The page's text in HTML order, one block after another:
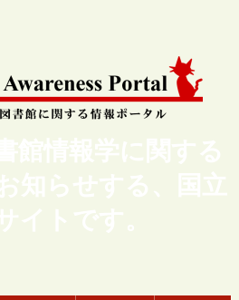
館情報学に関する
知らせする、国立
イトです。